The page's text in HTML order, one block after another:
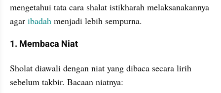
mengetahui tata cara shalat istikharah melaksanakannya
agar ibadah menjadi lebih sempurna.
1. Membaca Niat
Sholat diawali dengan niat yang dibaca secara lirih
sebelum takbir. Bacaan niatnya: